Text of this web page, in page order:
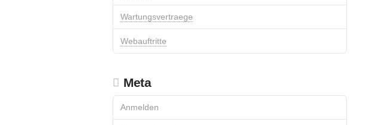
Wartungsvertraege
Webauftritte
Meta
Anmelden